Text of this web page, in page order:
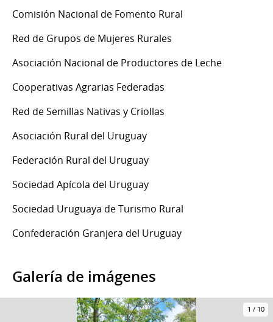
Comisión Nacional de Fomento Rural
Red de Grupos de Mujeres Rurales
Asociación Nacional de Productores de Leche
Cooperativas Agrarias Federadas
Red de Semillas Nativas y Criollas
Asociación Rural del Uruguay
Federación Rural del Uruguay
Sociedad Apícola del Uruguay
Sociedad Uruguaya de Turismo Rural
Confederación Granjera del Uruguay
Galería de imágenes
1 / 10